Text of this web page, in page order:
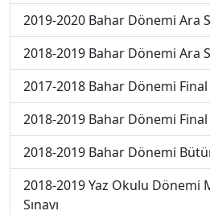
2019-2020 Bahar Dönemi Ara
2018-2019 Bahar Dönemi Ara
2017-2018 Bahar Dönemi Final
2018-2019 Bahar Dönemi Final
2018-2019 Bahar Dönemi
2018-2019 Yaz Okulu Dönemi
Sınavı